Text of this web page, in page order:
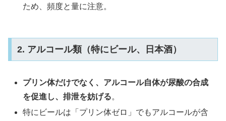
ため、頻度と量に注意。
2. アルコール類（特にビール、日本酒）
プリン体だけでなく、アルコール自体が尿酸の合成
を促進し、排泄を妨げる。
特にビールは「プリン体ゼロ」でもアルコールが含